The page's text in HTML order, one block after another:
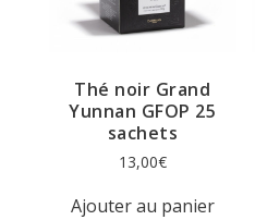
Thé noir Grand
Yunnan GFOP 25
sachets
13,00€
Ajouter au panier